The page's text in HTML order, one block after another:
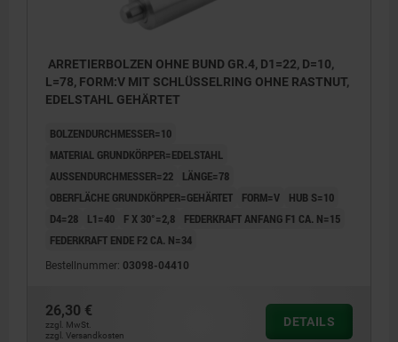
ARRETIERBOLZEN OHNE BUND GR.4, D1=22, D=10,
L=78, FORM:V MIT SCHLÜSSELRING OHNE RASTNUT,
EDELSTAHL GEHÄRTET
BOLZENDURCHMESSER=10
MATERIAL GRUNDKÖRPER=EDELSTAHL
AUSSENDURCHMESSER=22
LÄNGE=78
OBERFLÄCHE GRUNDKÖRPER=GEHÄRTET
FORM=V
HUB S=10
D4=28
L1=40 F X 30°=2,8
FEDERKRAFT ANFANG F1 CA. N=15
FEDERKRAFT ENDE F2 CA. N=34
Bestellnummer: 03098-04410
26,30 €
zzgl. MwSt.
zzgl. Versandkosten
DETAILS